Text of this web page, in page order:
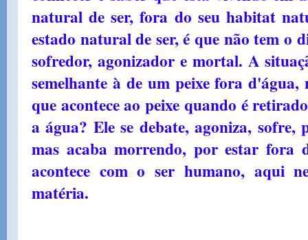
natural de ser, fora do seu habitat
estado natural de ser, é que não tem o
sofredor, agonizador e mortal. A
semelhante à de um peixe fora
que acontece ao peixe quando é
a água? Ele se debate, agoniza,
mas acaba morrendo, por estar fora
acontece com o ser humano, aqui
matéria.